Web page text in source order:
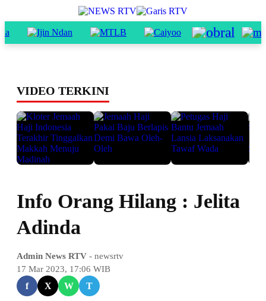
VIDEO TERKINI
Info Orang Hilang : Jelita
Adinda
Admin News RTV - newsrtv
17 Mar 2023, 17:06 WIB
f X W T